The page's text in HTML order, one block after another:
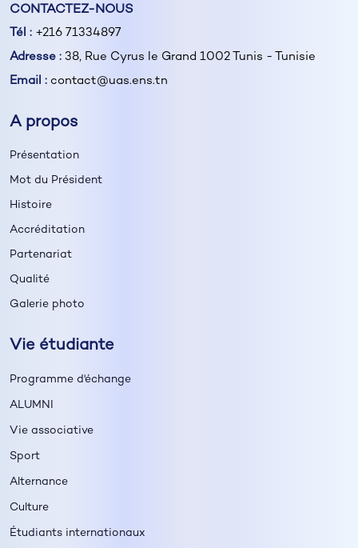
CONTACTEZ-NOUS
Tél : +216 71334897
Adresse : 38, Rue Cyrus le Grand 1002 Tunis - Tunisie
Email : contact@uas.ens.tn
A propos
Présentation
Mot du Président
Histoire
Accréditation
Partenariat
Qualité
Galerie photo
Vie étudiante
Programme d'échange
ALUMNI
Vie associative
Sport
Alternance
Culture
Étudiants internationaux